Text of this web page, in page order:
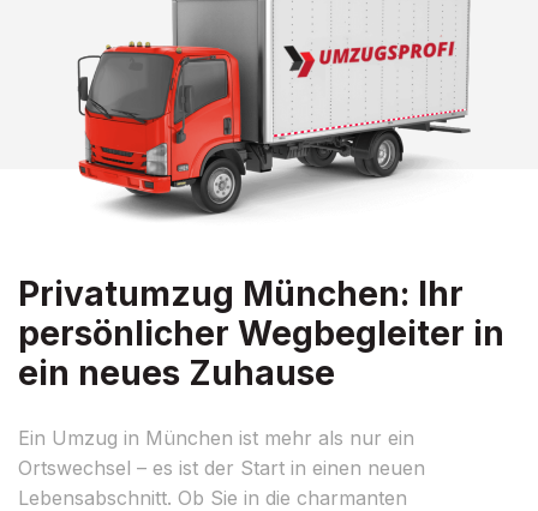
Privatumzug München: Ihr
persönlicher Wegbegleiter in
ein neues Zuhause
Ein Umzug in München ist mehr als nur ein
Ortswechsel – es ist der Start in einen neuen
Lebensabschnitt. Ob Sie in die charmanten